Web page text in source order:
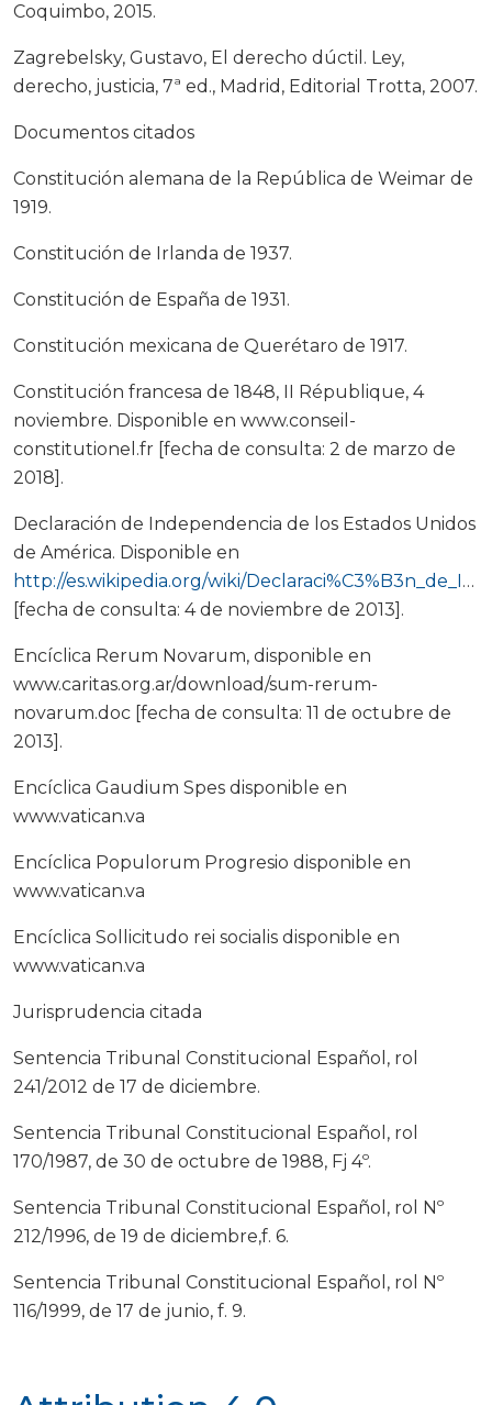
Coquimbo, 2015.
Zagrebelsky, Gustavo, El derecho dúctil. Ley,
derecho, justicia, 7ª ed., Madrid, Editorial Trotta, 2007.
Documentos citados
Constitución alemana de la República de Weimar de
1919.
Constitución de Irlanda de 1937.
Constitución de España de 1931.
Constitución mexicana de Querétaro de 1917.
Constitución francesa de 1848, II République, 4
noviembre. Disponible en www.conseil-
constitutionel.fr [fecha de consulta: 2 de marzo de
2018].
Declaración de Independencia de los Estados Unidos
de América. Disponible en
http://es.wikipedia.org/wiki/Declaraci%C3%B3n_de_Independencia_de_los_Estados_Unidos
[fecha de consulta: 4 de noviembre de 2013].
Encíclica Rerum Novarum, disponible en
www.caritas.org.ar/download/sum-rerum-
novarum.doc [fecha de consulta: 11 de octubre de
2013].
Encíclica Gaudium Spes disponible en
www.vatican.va
Encíclica Populorum Progresio disponible en
www.vatican.va
Encíclica Sollicitudo rei socialis disponible en
www.vatican.va
Jurisprudencia citada
Sentencia Tribunal Constitucional Español, rol
241/2012 de 17 de diciembre.
Sentencia Tribunal Constitucional Español, rol
170/1987, de 30 de octubre de 1988, Fj 4º.
Sentencia Tribunal Constitucional Español, rol Nº
212/1996, de 19 de diciembre,f. 6.
Sentencia Tribunal Constitucional Español, rol Nº
116/1999, de 17 de junio, f. 9.